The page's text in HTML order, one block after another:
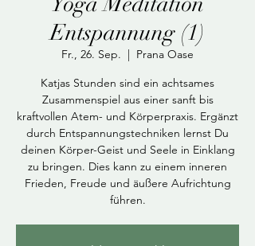
Entspannung (1)
Fr., 26. Sep.
  |
Prana Oase
Katjas Stunden sind ein achtsames
Zusammenspiel aus einer sanft bis
kraftvollen Atem- und Körperpraxis. Ergänzt
durch Entspannungstechniken lernst Du
deinen Körper-Geist und Seele in Einklang
zu bringen. Dies kann zu einem inneren
Frieden, Freude und äußere Aufrichtung
führen.